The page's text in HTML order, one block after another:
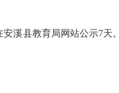
安溪县教育局网站公示7天